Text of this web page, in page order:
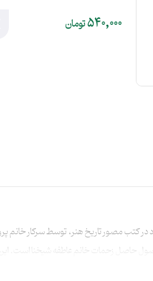
540,000تومان
کتب مصور تاریخ هنر، توسط سرکار خانم
است. این بیرق در سایز 148×48 و با رنگ مشکی به روش سیلک بر روی